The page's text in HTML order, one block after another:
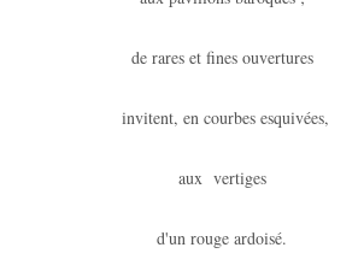
de rares et fines ouvertures
invitent, en courbes esquivées,
aux vertiges
d'un rouge ardoisé.